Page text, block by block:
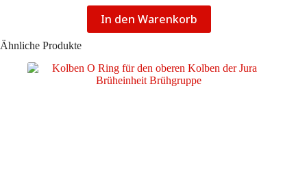
In den Warenkorb
Ähnliche Produkte